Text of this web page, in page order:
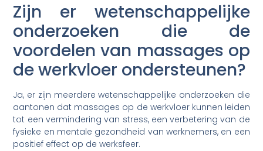
Zijn er wetenschappelijke
onderzoeken die de
voordelen van massages op
de werkvloer ondersteunen?
Ja, er zijn meerdere wetenschappelijke onderzoeken die
aantonen dat massages op de werkvloer kunnen leiden
tot een vermindering van stress, een verbetering van de
fysieke en mentale gezondheid van werknemers, en een
positief effect op de werksfeer.